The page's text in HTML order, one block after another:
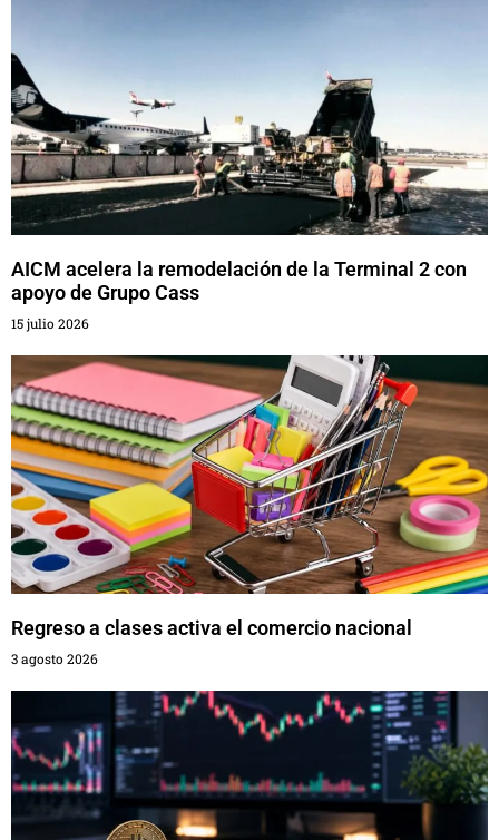
AICM acelera la remodelación de la Terminal 2 con
apoyo de Grupo Cass
15 julio 2026
Regreso a clases activa el comercio nacional
3 agosto 2026